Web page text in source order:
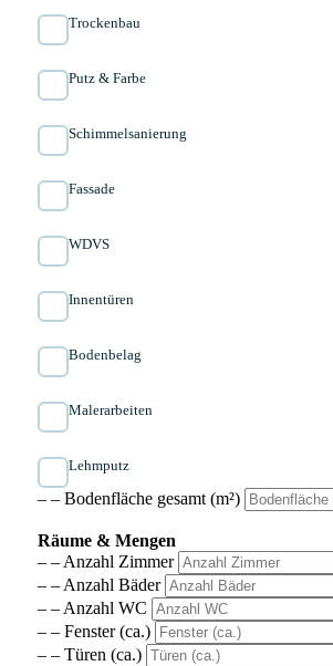
Trockenbau
Putz & Farbe
Schimmelsanierung
Fassade
WDVS
Innen­türen
Bodenbelag
Malerarbeiten
Lehmputz
– – Bodenfläche gesamt (m²)
Räume & Mengen
– – Anzahl Zimmer
– – Anzahl Bäder
– – Anzahl WC
– – Fenster (ca.)
– – Türen (ca.)